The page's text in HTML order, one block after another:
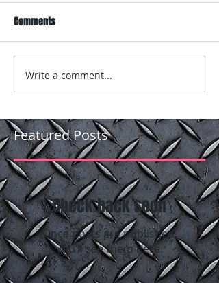
Comments
Write a comment...
Featured Posts
Check back soon
Once posts are published,
you’ll see them here.